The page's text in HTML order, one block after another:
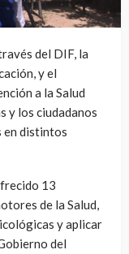
del DIF, la
y el
a la Salud
y los ciudadanos
en distintos
13
de la Salud,
y aplicar
del